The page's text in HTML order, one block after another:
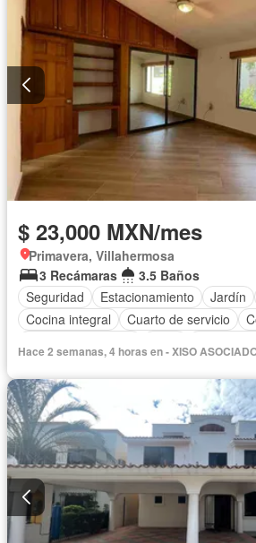
$ 23,000 MXN/mes
Primavera, Villahermosa
3 Recámaras
3.5 Baños
Seguridad
Estacionamiento Jardín
Cocina integral
Cuarto de servicio
Cuarto de
Caseta de vigilancia
Solo familias
Permite mascotas
Sin amueblar
Hace 2 semanas, 4 horas en - XISO